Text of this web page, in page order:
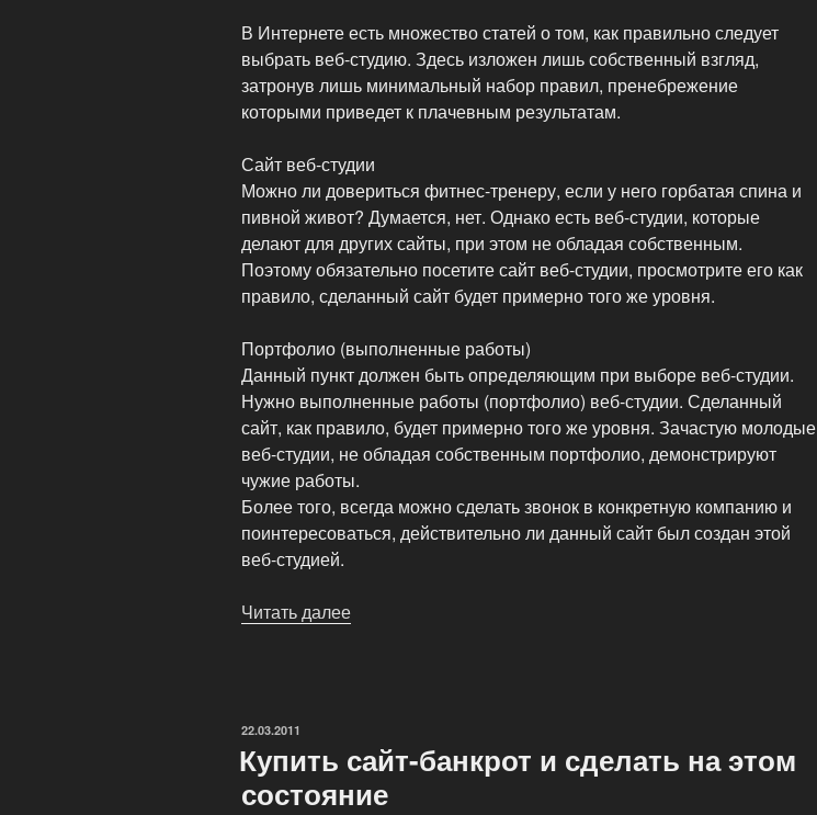
В Интернете есть множество статей о том, как правильно следует
выбрать веб-студию. Здесь изложен лишь собственный взгляд,
затронув лишь минимальный набор правил, пренебрежение
которыми приведет к плачевным результатам.
Сайт веб-студии
Можно ли довериться фитнес-тренеру, если у него горбатая спина и
пивной живот? Думается, нет. Однако есть веб-студии, которые
делают для других сайты, при этом не обладая собственным.
Поэтому обязательно посетите сайт веб-студии, просмотрите его как
правило, сделанный сайт будет примерно того же уровня.
Портфолио (выполненные работы)
Данный пункт должен быть определяющим при выборе веб-студии.
Нужно выполненные работы (портфолио) веб-студии. Сделанный
сайт, как правило, будет примерно того же уровня. Зачастую молодые
веб-студии, не обладая собственным портфолио, демонстрируют
чужие работы.
Более того, всегда можно сделать звонок в конкретную компанию и
поинтересоваться, действительно ли данный сайт был создан этой
веб-студией.
Читать далее
выбор?»
ОПУБЛИКОВАНО
22.03.2011
Купить сайт-банкрот и сделать на этом
состояние